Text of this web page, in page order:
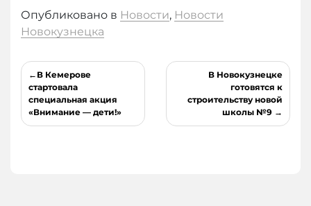
Опубликовано в Новости, Новости
Новокузнецка
Навигация
по
записям
В Кемерове
стартовала
специальная акция
«Внимание — дети!»
В Новокузнецке
готовятся к
строительству новой
школы №9